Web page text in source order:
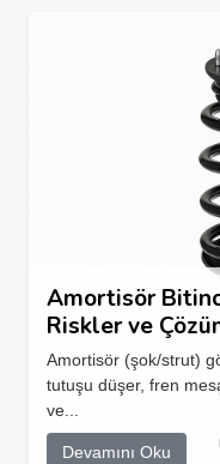
Amortisör
Riskler ve
Amortisör (şok/strut)
tutuşu düşer, fren
ve...
Devamını Oku